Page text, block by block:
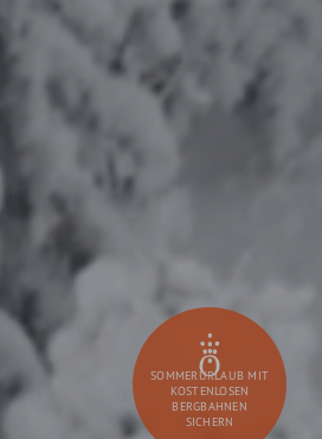
SOMMERURLAUB MIT
KOSTENLOSEN
BERGBAHNEN
SICHERN